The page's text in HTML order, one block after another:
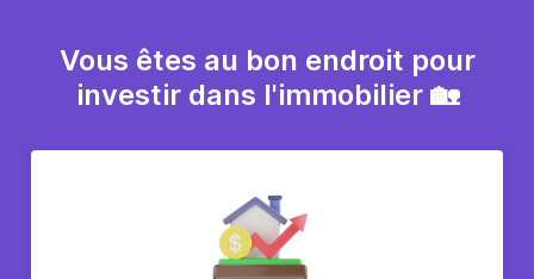
maintenant qu’il faut en profiter.
Vous êtes au bon endroit pour
investir dans l'immobilier 🏡